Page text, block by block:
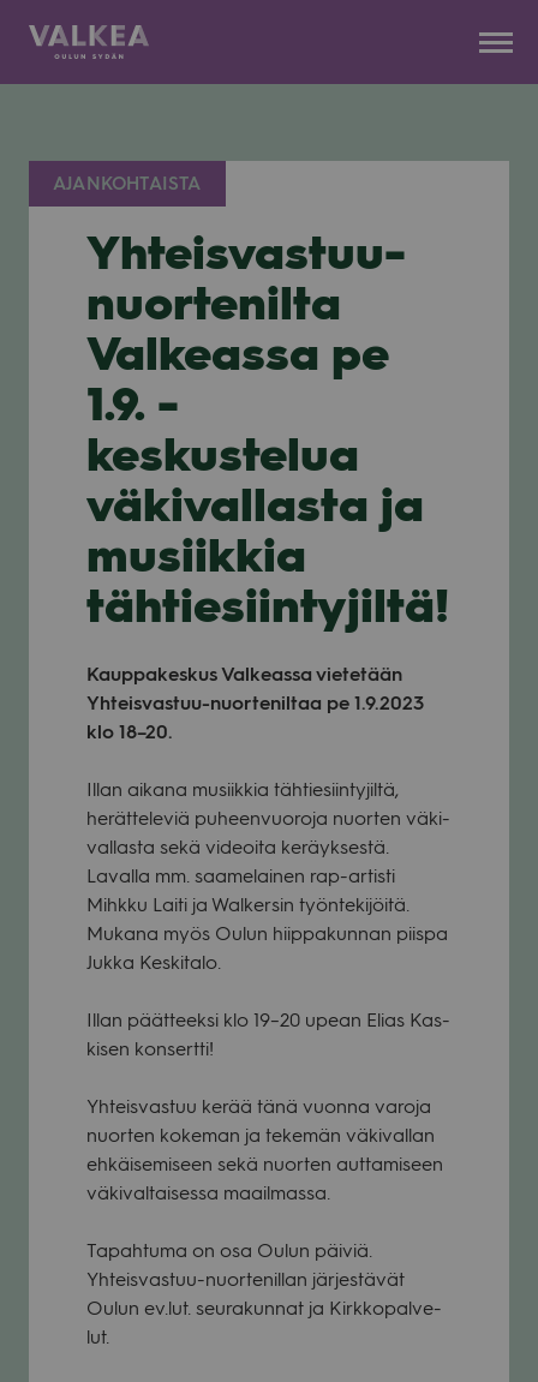
AJANKOHTAISTA
Yhteisvastuu-
nuortenilta
Valkeassa pe
1.9. -
keskustelua
väkivallasta ja
musiikkia
tähtiesiintyjiltä!
Kaup­pa­kes­kus Val­keassa vie­te­tään
Yhteis­vas­tuu-nuor­te­nil­taa pe 1.9.2023
klo 18–20.
Illan aikana musiik­kia täh­tie­siin­ty­jiltä,
herät­te­le­viä puheen­vuo­roja nuor­ten väki­
val­lasta sekä videoita keräyk­sestä.
Lavalla mm. saa­me­lai­nen rap-artisti
Mihkku Laiti ja Wal­ker­sin työn­te­ki­jöitä.
Mukana myös Oulun hiip­pa­kun­nan piispa
Jukka Kes­ki­talo.
Illan päät­teeksi klo 19–20 upean Elias Kas­
ki­sen kon­sertti!
Yhteis­vas­tuu kerää tänä vuonna varoja
nuor­ten koke­man ja teke­män väki­val­lan
ehkäi­se­mi­seen sekä nuor­ten aut­ta­mi­seen
väki­val­tai­sessa maa­il­massa.
Tapah­tuma on osa Oulun päi­viä.
Yhteis­vas­tuu-nuor­te­nil­lan jär­jes­tä­vät
Oulun ev.lut. seu­ra­kun­nat ja Kirk­ko­pal­ve­
lut.